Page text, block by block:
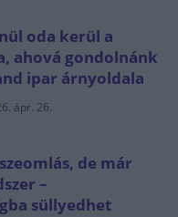
oda kerül a
ahová gondolnánk
ipar árnyoldala
ápr. 26.
de már
–
süllyedhet